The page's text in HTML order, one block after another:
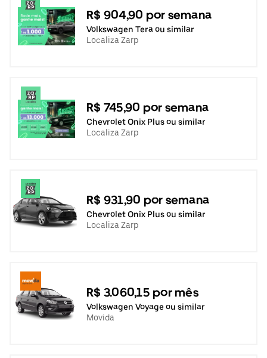
R$ 904,90 por semana
Volkswagen Tera ou similar
Localiza Zarp
R$ 745,90 por semana
Chevrolet Onix Plus ou similar
Localiza Zarp
R$ 931,90 por semana
Chevrolet Onix Plus ou similar
Localiza Zarp
R$ 3.060,15 por mês
Volkswagen Voyage ou similar
Movida